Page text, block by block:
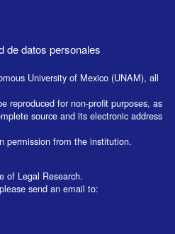
de datos personales
University of Mexico (UNAM), all
reproduced for non-profit purposes, as
source and its electronic address
permission from the institution.
of Legal Research.
send an email to: